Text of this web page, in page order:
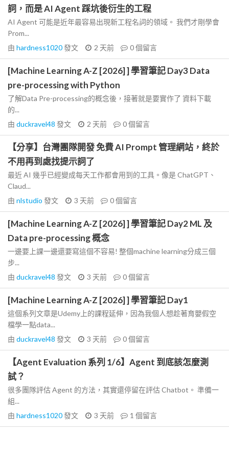
詞，而是 AI Agent 踩坑後衍生的工程
AI Agent 可能是近年最容易出現新工程名詞的領域。 我們才剛學會
Prom...
由 hardness1020發文 2 天前 0個留言
[Machine Learning A-Z [2026] ] 學習筆記 Day3 Data
pre-processing with Python
了解Data Pre-processing的概念後，接著就是要實作了 資料下載
的...
由 duckravel48 發文 2 天前 0個留言
【分享】台灣團隊開發 免費 AI Prompt 管理網站，終於
不用再到處找提示詞了
最近 AI 幾乎已經變成每天工作都會用到的工具。像是 ChatGPT、
Claud...
由 nlstudio 發文 3 天前 0個留言
[Machine Learning A-Z [2026] ] 學習筆記 Day2 ML 及
Data pre-processing 概念
一邊要上課一邊還要寫這個不容易! 整個machine learning分成三個
步...
由 duckravel48 發文 3 天前 0個留言
[Machine Learning A-Z [2026] ] 學習筆記 Day1
這個系列文章是Udemy上的課程延伸，因為我個人想趁著育嬰假空
檔學一點data...
由 duckravel48 發文 3 天前 0個留言
【Agent Evaluation 系列 1/6】Agent 到底該怎麼測
試？
很多團隊評估 Agent 的方法，其實還停留在評估 Chatbot。 準備一
組...
由 hardness1020發文 3 天前 1 個留言